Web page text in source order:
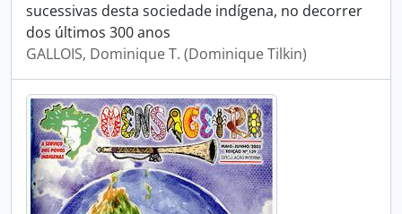
sucessivas desta sociedade indígena, no decorrer
dos últimos 300 anos
GALLOIS, Dominique T. (Dominique Tilkin)